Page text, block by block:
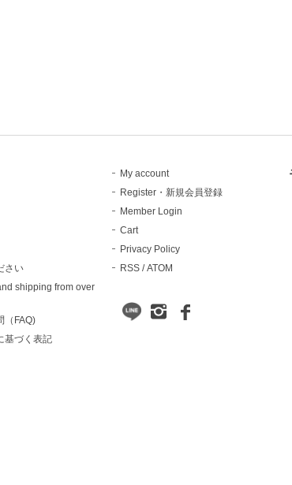
さい
shipping from over
（FAQ)
基づく表記
My account
Register・新規会員登録
Member Login
Cart
Privacy Policy
RSS /ATOM